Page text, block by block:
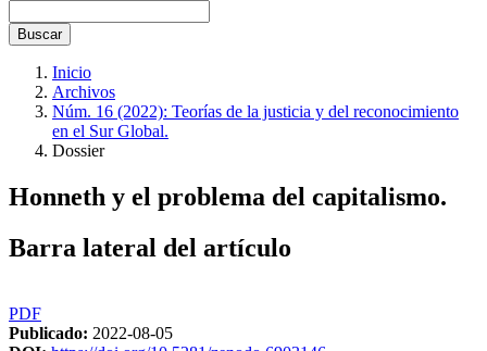
Buscar
Inicio
Archivos
Núm. 16 (2022): Teorías de la justicia y del reconocimiento
en el Sur Global.
Dossier
Honneth y el problema del capitalismo.
Barra lateral del artículo
PDF
Publicado: 2022-08-05